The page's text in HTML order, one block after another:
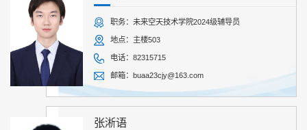
职务：未来空天技术学院2024级辅导员
地点：主楼503
电话：82315715
邮箱：buaa23cjy@163.com
张淅语